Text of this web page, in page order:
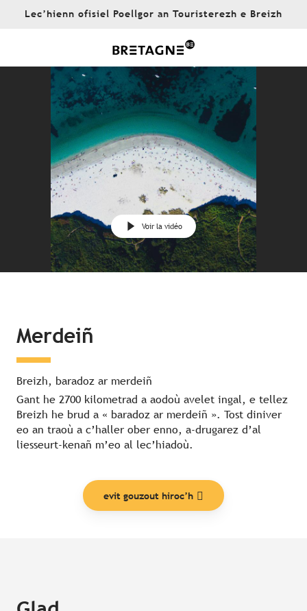
Lec’hienn ofisiel Poellgor an Touristerezh e Breizh
Voir la vidéo
Merdeiñ
Breizh, baradoz ar merdeiñ
Gant he 2700 kilometrad a aodoù avelet ingal, e tellez
Breizh he brud a « baradoz ar merdeiñ ». Tost diniver
eo an traoù a c’haller ober enno, a-drugarez d’al
liesseurt-kenañ m’eo al lec’hiadoù.
evit gouzout hiroc’h